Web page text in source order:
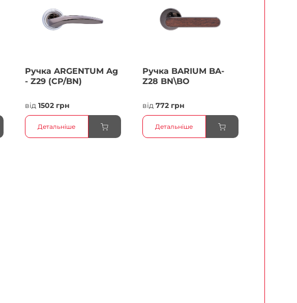
Ручка ARGENTUM Ag
- Z29 (CP/BN)
від 1502 грн
Детальніше
Ручка BARIUM BA-
Z28 BN\BO
від 772 грн
Детальніше